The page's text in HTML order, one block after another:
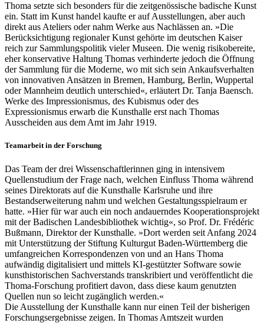
Thoma setzte sich besonders für die zeitgenössische badische Kunst
ein. Statt im Kunst handel kaufte er auf Ausstellungen, aber auch
direkt aus Ateliers oder nahm Werke aus Nachlässen an. »Die
Berücksichtigung regionaler Kunst gehörte im deutschen Kaiser
reich zur Sammlungspolitik vieler Museen. Die wenig risikobereite,
eher konservative Haltung Thomas verhinderte jedoch die Öffnung
der Sammlung für die Moderne, wo mit sich sein Ankaufsverhalten
von innovativen Ansätzen in Bremen, Hamburg, Berlin, Wuppertal
oder Mannheim deutlich unterschied«, erläutert Dr. Tanja Baensch.
Werke des Impressionismus, des Kubismus oder des
Expressionismus erwarb die Kunsthalle erst nach Thomas
Ausscheiden aus dem Amt im Jahr 1919.
Teamarbeit in der Forschung
Das Team der drei Wissenschaftlerinnen ging in intensivem
Quellenstudium der Frage nach, welchen Einfluss Thoma während
seines Direktorats auf die Kunsthalle Karlsruhe und ihre
Bestandserweiterung nahm und welchen Gestaltungsspielraum er
hatte. »Hier für war auch ein noch andauerndes Kooperationsprojekt
mit der Badischen Landesbibliothek wichtig«, so Prof. Dr. Frédéric
Bußmann, Direktor der Kunsthalle. »Dort werden seit Anfang 2024
mit Unterstützung der Stiftung Kulturgut Baden-Württemberg die
umfangreichen Korrespondenzen von und an Hans Thoma
aufwändig digitalisiert und mittels KI-gestützter Software sowie
kunsthistorischen Sachverstands transkribiert und veröffentlicht die
Thoma-Forschung profitiert davon, dass diese kaum genutzten
Quellen nun so leicht zugänglich werden.«
Die Ausstellung der Kunsthalle kann nur einen Teil der bisherigen
Forschungsergebnisse zeigen. In Thomas Amtszeit wurden